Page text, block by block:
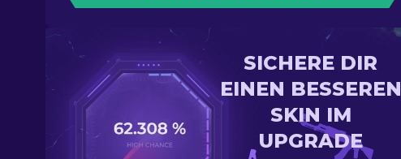
SICHERE DIR
EINEN BESSEREN
SKIN IM
UPGRADE